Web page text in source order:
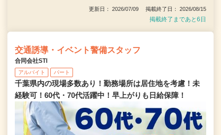
更新日： 2026/07/09 掲載終了日： 2026/08/15
掲載終了まであと6日
交通誘導・イベント警備スタッフ
合同会社STI
アルバイト パート
千葉県内の現場多数あり！勤務場所は居住地を考慮！未
経験可！60代・70代活躍中！早上がりも日給保障！